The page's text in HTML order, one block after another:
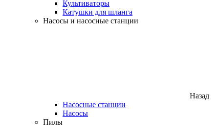
Культиваторы
Катушки для шланга
Насосы и насосные станции
Назад
Насосные станции
Насосы
Пилы